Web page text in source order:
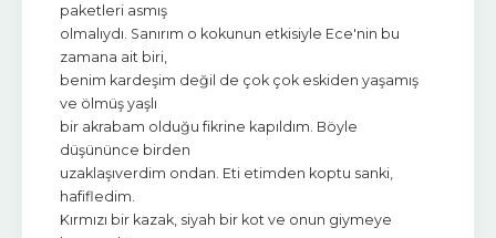
paketleri asmış
olmalıydı. Sanırım o kokunun etkisiyle Ece'nin bu
zamana ait biri,
benim kardeşim değil de çok çok eskiden yaşamış
ve ölmüş yaşlı
bir akrabam olduğu fikrine kapıldım. Böyle
düşününce birden
uzaklaşıverdim ondan. Eti etimden koptu sanki,
hafifledim.
Kırmızı bir kazak, siyah bir kot ve onun giymeye